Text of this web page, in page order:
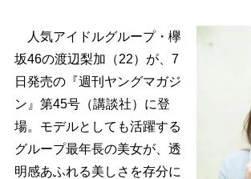
人気アイドルグループ・欅
坂46の渡辺梨加（22）が、7
日発売の『週刊ヤングマガジ
ン』第45号（講談社）に登
場。モデルとしても活躍する
グループ最年長の美女が、透
明感あふれる美しさを存分に